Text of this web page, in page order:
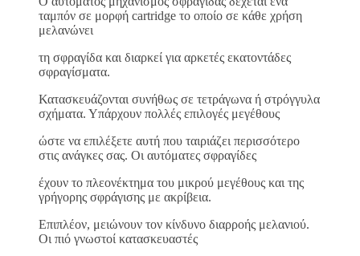
ταμπόν σε μορφή cartridge το οποίο σε κάθε χρήση
μελανώνει
τη σφραγίδα και διαρκεί για αρκετές εκατοντάδες
σφραγίσματα.
Κατασκευάζονται συνήθως σε τετράγωνα ή στρόγγυλα
σχήματα. Υπάρχουν πολλές επιλογές μεγέθους
ώστε να επιλέξετε αυτή που ταιριάζει περισσότερο
στις ανάγκες σας. Οι αυτόματες σφραγίδες
έχουν το πλεονέκτημα του μικρού μεγέθους και της
γρήγορης σφράγισης με ακρίβεια.
Επιπλέον, μειώνουν τον κίνδυνο διαρροής μελανιού.
Οι πιό γνωστοί κατασκευαστές